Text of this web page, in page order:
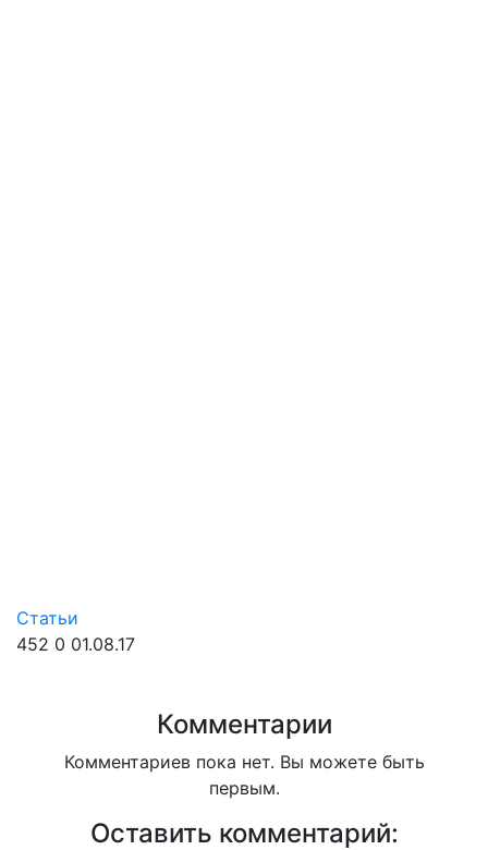
Статьи
452 0 01.08.17
Комментарии
Комментариев пока нет. Вы можете быть
первым.
Оставить комментарий: